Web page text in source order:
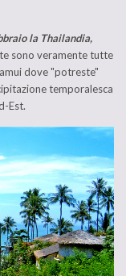
la Thailandia,
sono veramente tutte
dove "potreste"
temporalesca
Est.